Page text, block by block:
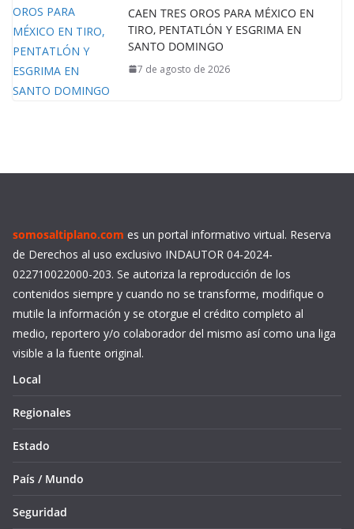
CAEN TRES OROS PARA MÉXICO EN
TIRO, PENTATLÓN Y ESGRIMA EN
SANTO DOMINGO
7 de agosto de 2026
somosaltiplano.com es un portal informativo virtual. Reserva
de Derechos al uso exclusivo INDAUTOR 04-2024-
022710022000-203. Se autoriza la reproducción de los
contenidos siempre y cuando no se transforme, modifique o
mutile la información y se otorgue el crédito completo al
medio, reportero y/o colaborador del mismo así como una liga
visible a la fuente original.
Local
Regionales
Estado
País / Mundo
Seguridad